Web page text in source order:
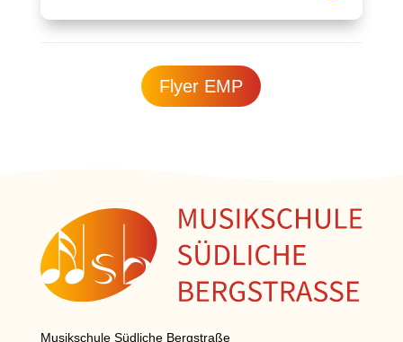
Flyer EMP
Musikschule Südliche Bergstraße